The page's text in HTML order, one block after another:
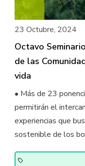
23 Octubre, 2024
Octavo
de las
vida
• Más de 23
permitirán el
experiencias que
sostenible de los